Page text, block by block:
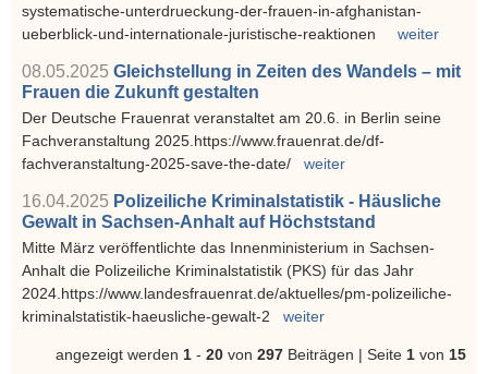
systematische-unterdrueckung-der-frauen-in-afghanistan-
ueberblick-und-internationale-juristische-reaktionen weiter
08.05.2025 Gleichstellung in Zeiten des Wandels – mit
Frauen die Zukunft gestalten
Der Deutsche Frauenrat veranstaltet am 20.6. in Berlin seine
Fachveranstaltung 2025.https://www.frauenrat.de/df-
fachveranstaltung-2025-save-the-date/ weiter
16.04.2025 Polizeiliche Kriminalstatistik - Häusliche
Gewalt in Sachsen-Anhalt auf Höchststand
Mitte März veröffentlichte das Innenministerium in Sachsen-
Anhalt die Polizeiliche Kriminalstatistik (PKS) für das Jahr
2024.https://www.landesfrauenrat.de/aktuelles/pm-polizeiliche-
kriminalstatistik-haeusliche-gewalt-2 weiter
angezeigt werden 1 - 20 von 297 Beiträgen | Seite 1 von 15